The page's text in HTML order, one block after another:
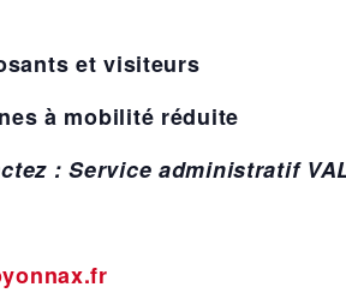
et visiteurs
à mobilité réduite
: Service administratif